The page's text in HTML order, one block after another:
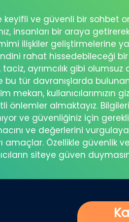
keyifli ve güvenli bir sohbet
insanları bir araya
ilişkiler geliştirmelerine
rahat hissedebileceği
ayrımcılık gibi olumsuz
bu tür davranışlarda
mekan, kullanıcılarımızın
önlemler almaktayız.
ve güvenliğiniz için
ve değerlerini
amaçlar. Özellikle güvenlik
siteye güven